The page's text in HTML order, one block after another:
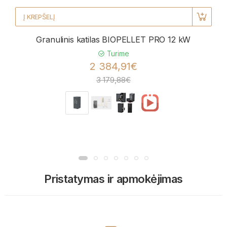
Į KREPŠELĮ
Granulinis katilas BIOPELLET PRO 12 kW
Turime
2 384,91€
3 179,88€
Pristatymas ir apmokėjimas